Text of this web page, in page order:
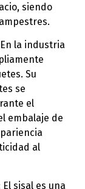
siendo
la industria
Su
se
el
embalaje de
al
El sisal es una